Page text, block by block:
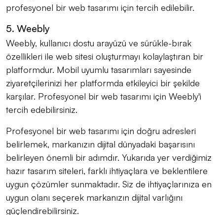
profesyonel bir web tasarımı için tercih edilebilir.
5. Weebly
Weebly, kullanıcı dostu arayüzü ve sürükle-bırak
özellikleri ile web sitesi oluşturmayı kolaylaştıran bir
platformdur. Mobil uyumlu tasarımları sayesinde
ziyaretçilerinizi her platformda etkileyici bir şekilde
karşılar. Profesyonel bir web tasarımı için Weebly'i
tercih edebilirsiniz.
Profesyonel bir web tasarımı için doğru adresleri
belirlemek, markanızın dijital dünyadaki başarısını
belirleyen önemli bir adımdır. Yukarıda yer verdiğimiz
hazır tasarım siteleri, farklı ihtiyaçlara ve beklentilere
uygun çözümler sunmaktadır. Siz de ihtiyaçlarınıza en
uygun olanı seçerek markanızın dijital varlığını
güçlendirebilirsiniz.